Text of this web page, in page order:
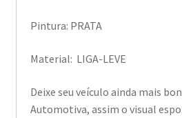
Pintura: PRATA
Material: LIGA-LEVE
Deixe seu veículo ainda mais
Automotiva, assim o visual